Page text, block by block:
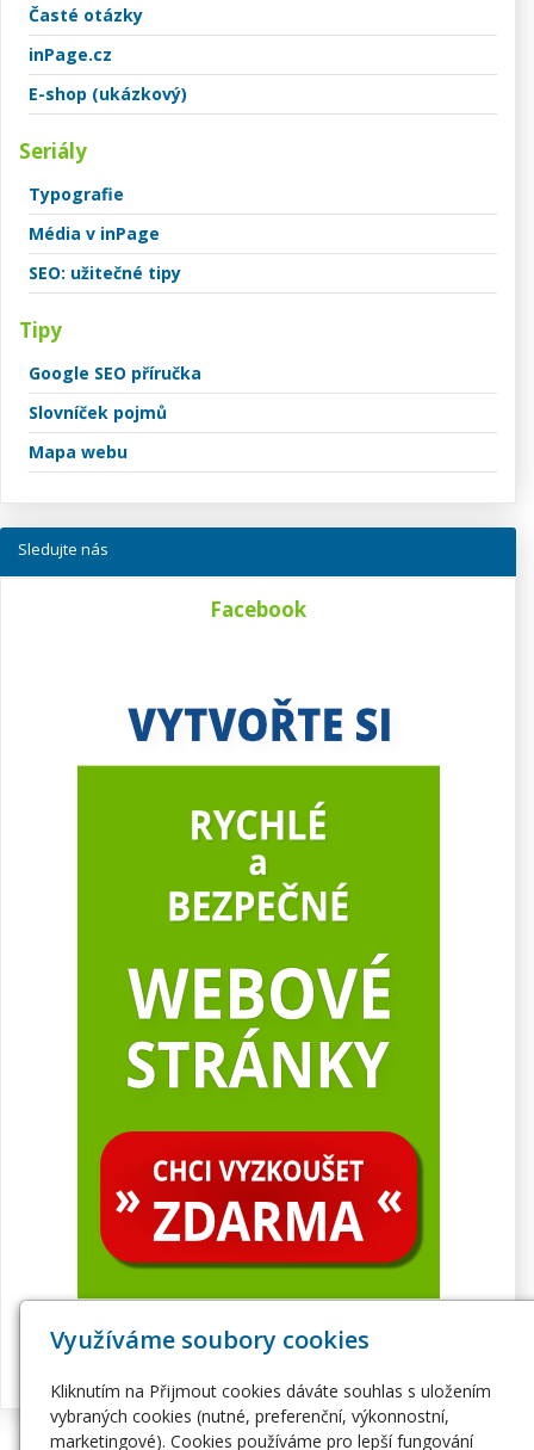
Časté otázky
inPage.cz
E-shop (ukázkový)
Seriály
Typografie
Média v inPage
SEO: užitečné tipy
Tipy
Google SEO příručka
Slovníček pojmů
Mapa webu
Sledujte nás
Facebook
Využíváme soubory cookies
Kliknutím na Přijmout cookies dáváte souhlas s uložením
vybraných cookies (nutné, preferenční, výkonnostní,
marketingové). Cookies používáme pro lepší fungování